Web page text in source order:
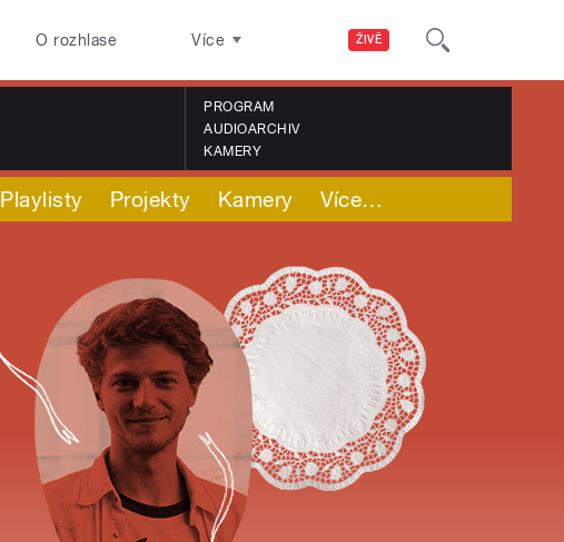
ŽIVĚ
O rozhlase Více
PROGRAM
AUDIOARCHIV
KAMERY
Playlisty Projekty Kamery Více…